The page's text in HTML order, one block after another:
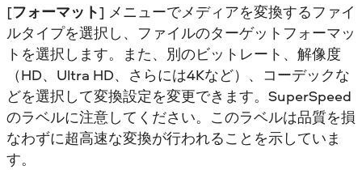
[フォーマット] メニューでメディアを変換するファイ
ルタイプを選択し、ファイルのターゲットフォーマッ
トを選択します。また、別のビットレート、解像度
（HD、Ultra HD、さらには4Kなど）、コーデックな
どを選択して変換設定を変更できます。SuperSpeed
のラベルに注意してください。このラベルは品質を損
なわずに超高速な変換が行われることを示していま
す。